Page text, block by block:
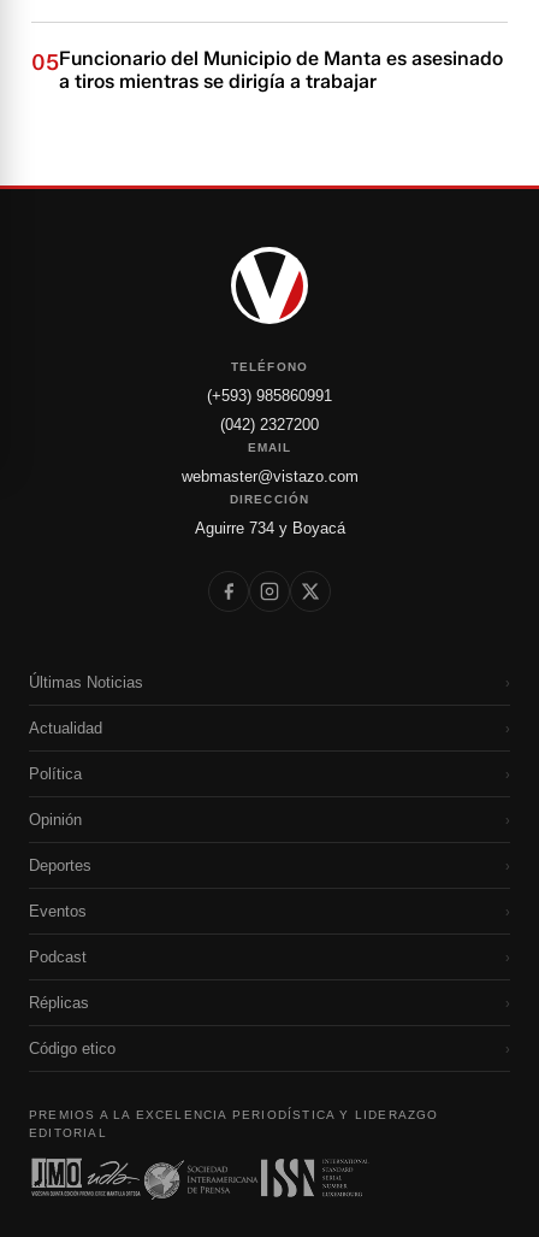
05Funcionario del Municipio de Manta es asesinado
a tiros mientras se dirigía a trabajar
TELÉFONO
(+593) 985860991
(042) 2327200
EMAIL
webmaster@vistazo.com
DIRECCIÓN
Aguirre 734 y Boyacá
Últimas Noticias ›
Actualidad ›
Política ›
Opinión ›
Deportes ›
Eventos ›
Podcast ›
Réplicas ›
Código etico ›
PREMIOS A LA EXCELENCIA PERIODÍSTICA Y LIDERAZGO
EDITORIAL